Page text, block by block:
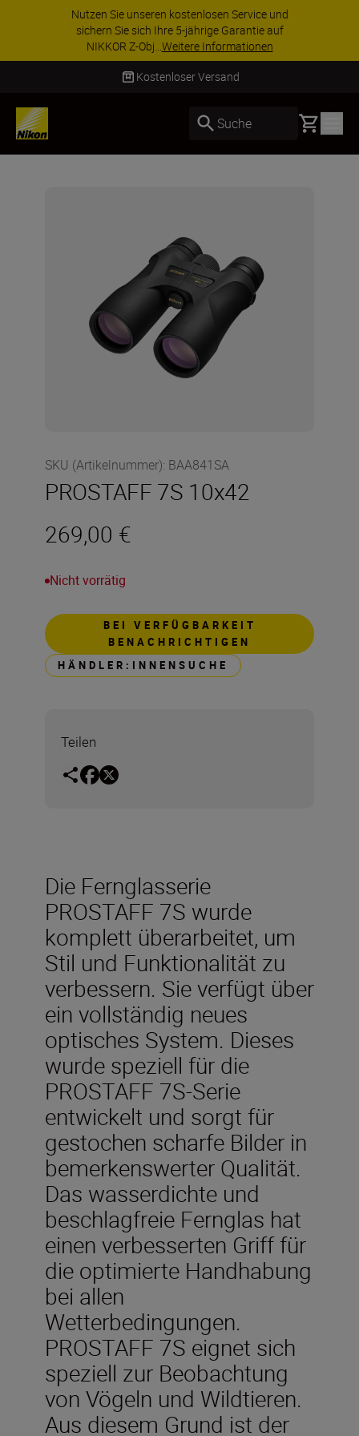
Nutzen Sie unseren kostenlosen Service und
sichern Sie sich Ihre 5-jährige Garantie auf
NIKKOR Z-Obj...Weitere Informationen
Kostenloser Versand
Suche Basket
SKU (Artikelnummer): BAA841SA
PROSTAFF 7S 10x42
269,00 €
Nicht vorrätig
BEI VERFÜGBARKEIT
BENACHRICHTIGEN
HÄNDLER:INNENSUCHE
Teilen
Die Fernglasserie
PROSTAFF 7S wurde
komplett überarbeitet, um
Stil und Funktionalität zu
verbessern. Sie verfügt über
ein vollständig neues
optisches System. Dieses
wurde speziell für die
PROSTAFF 7S-Serie
entwickelt und sorgt für
gestochen scharfe Bilder in
bemerkenswerter Qualität.
Das wasserdichte und
beschlagfreie Fernglas hat
einen verbesserten Griff für
die optimierte Handhabung
bei allen
Wetterbedingungen.
PROSTAFF 7S eignet sich
speziell zur Beobachtung
von Vögeln und Wildtieren.
Aus diesem Grund ist der